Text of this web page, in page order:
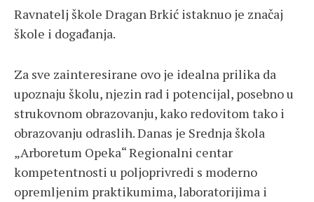
Ravnatelj škole Dragan Brkić istaknuo je značaj
škole i događanja.
Za sve zainteresirane ovo je idealna prilika da
upoznaju školu, njezin rad i potencijal, posebno u
strukovnom obrazovanju, kako redovitom tako i
obrazovanju odraslih. Danas je Srednja škola
„Arboretum Opeka“ Regionalni centar
kompetentnosti u poljoprivredi s moderno
opremljenim praktikumima, laboratorijima i